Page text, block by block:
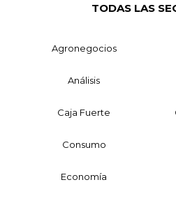
TODAS LAS
Agronegocios
Análisis
Caja Fuerte
Consumo
Economía